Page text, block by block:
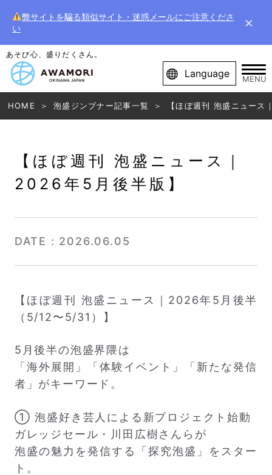
弊サイトを騙る類似サイト・迷惑メールにご注意くださ
い
×
あそび心、盛りだくさん。
Language MENU
HOME 泡盛ジンブナー記事一覧 【ほぼ週刊 泡盛ニュー
【ほぼ週刊 泡盛ニュース｜
2026年5月後半版】
DATE : 2026.06.05
【ほぼ週刊 泡盛ニュース｜2026年5月後半
（5/12〜5/31）】
5月後半の泡盛界隈は
「海外展開」「体験イベント」「新たな発信
者」がキーワード。
① 泡盛好き芸人による新プロジェクト始動
ガレッジセール・川田広樹さんらが
泡盛の魅力を発信する「探究泡盛」をスター
ト。